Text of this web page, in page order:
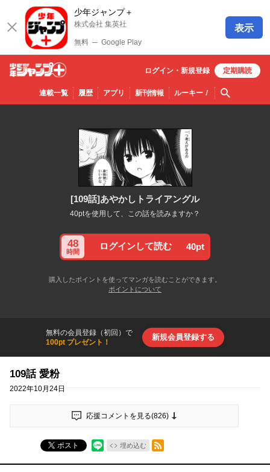
少年ジャンプ＋
株式会社 集英社
無料 ─ Google Play
表示
少年ジ
ャンプ
連載一覧 履歴 アプリ 新刊情報 ルーキー！ 検索
ログイン・ 新規登録 定期購読
[109話]あやかしトライアングル
40ptを使用して、この話を読みますか？
48
時間
ログインして読む 40pt
購入したポイントを使ってマンガを読むことができます。
ポイントについて
無料の会員登録（初回）で
100pt プレゼント！
新規会員登録する
109話 愛粉
2022年10月24日
応援コメントを見る(826)
ポスト 埋め込む
RSSフィード